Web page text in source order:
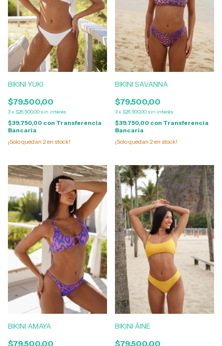
BIKINI YUKI
$79.500,00
3x $26.500,00 sin interés
$39.750,00 con Transferencia
Bancaria
¡Solo quedan 2en stock!
BIKINI SAVANNA
$79.500,00
3x $26.500,00 sin interés
$39.750,00 con Transferencia
Bancaria
¡Solo quedan 2en stock!
BIKINI AMAYA
$79.500,00
BIKINI ÁINE
$79.500,00